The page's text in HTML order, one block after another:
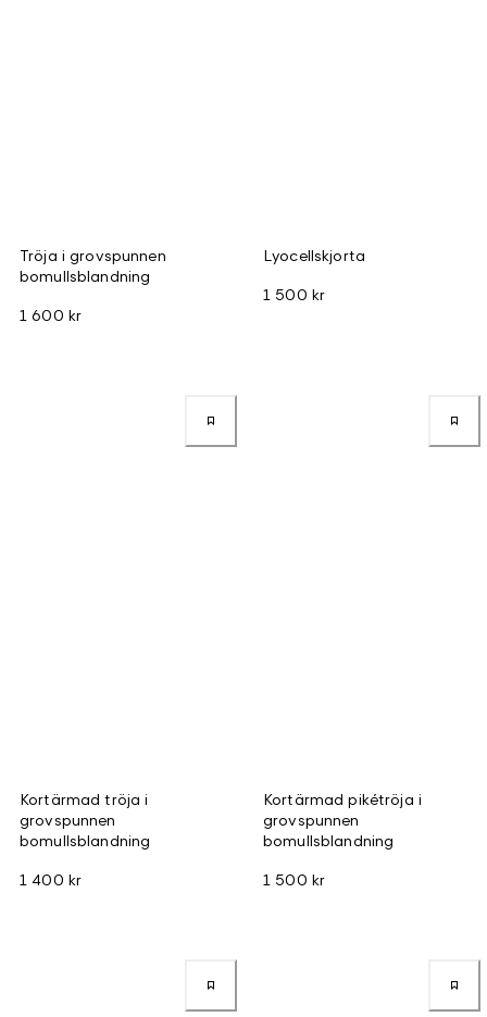
Tröja i grovspunnen
bomullsblandning
1 600 kr
Lyocellskjorta
1 500 kr
Kortärmad tröja i
grovspunnen
bomullsblandning
1 400 kr
Kortärmad pikétröja i
grovspunnen
bomullsblandning
1 500 kr